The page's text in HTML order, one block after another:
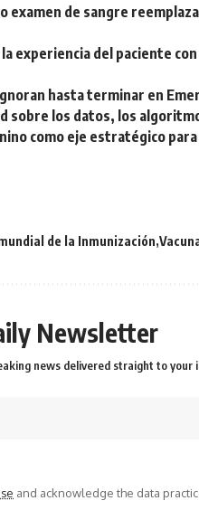
examen de sangre
experiencia del paciente
hasta terminar en
sobre los datos, los
como eje estratégico
de la Inmunización
Newsletter
news delivered straight to your
and acknowledge the data